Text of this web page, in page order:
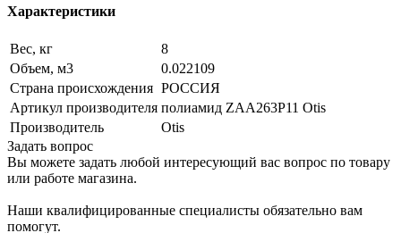
Характеристики
Вес, кг
8
Объем, м3
0.022109
Страна происхождения РОССИЯ
Артикул производителя полиамид ZAA263P11 Otis
Производитель
Otis
Задать вопрос
Вы можете задать любой интересующий вас вопрос по товару
или работе магазина.
Наши квалифицированные специалисты обязательно вам
помогут.